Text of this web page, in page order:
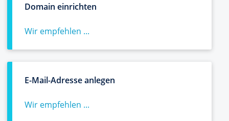
Domain einrichten
Wir empfehlen ...
E-Mail-Adresse anlegen
Wir empfehlen ...